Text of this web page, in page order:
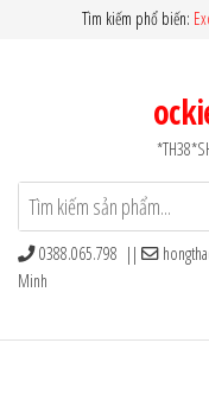
Tìm kiếm phổ biến:
0388.065.798 ||
Minh